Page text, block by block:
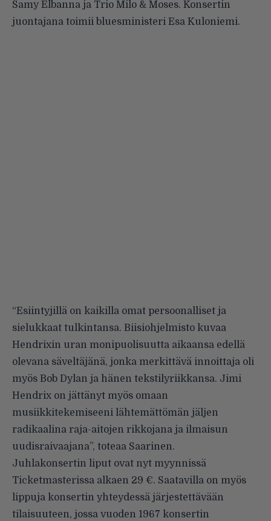
Samy Elbanna ja Trio Milo & Moses. Konsertin
juontajana toimii bluesministeri Esa Kuloniemi.
“Esiintyjillä on kaikilla omat persoonalliset ja
sielukkaat tulkintansa. Biisiohjelmisto kuvaa
Hendrixin uran monipuolisuutta aikaansa edellä
olevana säveltäjänä, jonka merkittävä innoittaja oli
myös Bob Dylan ja hänen tekstilyriikkansa. Jimi
Hendrix on jättänyt myös omaan
musiikkitekemiseeni lähtemättömän jäljen
radikaalina raja-aitojen rikkojana ja ilmaisun
uudisraivaajana”, toteaa Saarinen.
Juhlakonsertin liput ovat nyt myynnissä
Ticketmasterissa alkaen 29 €. Saatavilla on myös
lippuja konsertin yhteydessä järjestettävään
tilaisuuteen, jossa vuoden 1967 konsertin